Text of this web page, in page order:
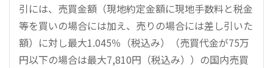
引には、売買金額（現地約定金額に現地手数料と税金
等を買いの場合には加え、売りの場合には差し引いた
額）に対し最大1.045％（税込み）（売買代金が75万
円以下の場合は最大7,810円（税込み））の国内売買